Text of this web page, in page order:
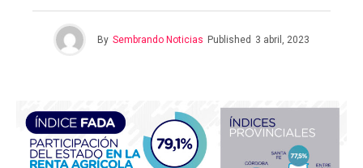
By Sembrando Noticias Published 3 abril, 2023